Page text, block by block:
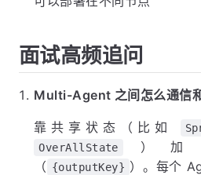
面试高频追问
Multi-Agent 之间怎么通信
靠共享状态（比如
OverAllState
）加
（ {outputKey} ）。每个